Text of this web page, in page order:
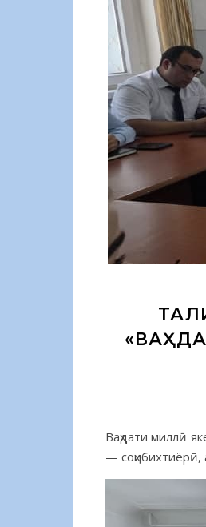
Ваҳдати миллӣ
—